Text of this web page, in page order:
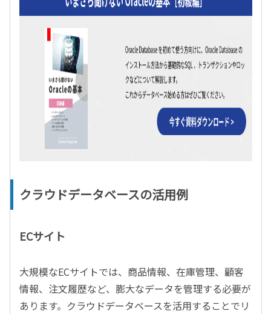
クラウドデータベースの活用例
ECサイト
大規模なECサイトでは、商品情報、在庫管理、顧客
情報、注文履歴など、膨大なデータを管理する必要が
あります。クラウドデータベースを活用することでリ